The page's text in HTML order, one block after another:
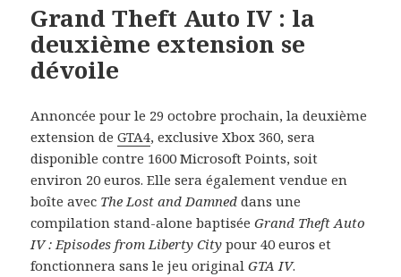
Grand Theft Auto IV : la
deuxième extension se
dévoile
Annoncée pour le 29 octobre prochain, la deuxième
extension deGTA4, exclusive Xbox 360, sera
disponible contre 1600 Microsoft Points, soit
environ 20 euros. Elle sera également vendue en
boîte avec The Lost and Damned dans une
compilation stand-alone baptiséeGrand Theft Auto
IV : Episodes from Liberty City pour 40 euros et
fonctionnera sans le jeu originalGTA IV.